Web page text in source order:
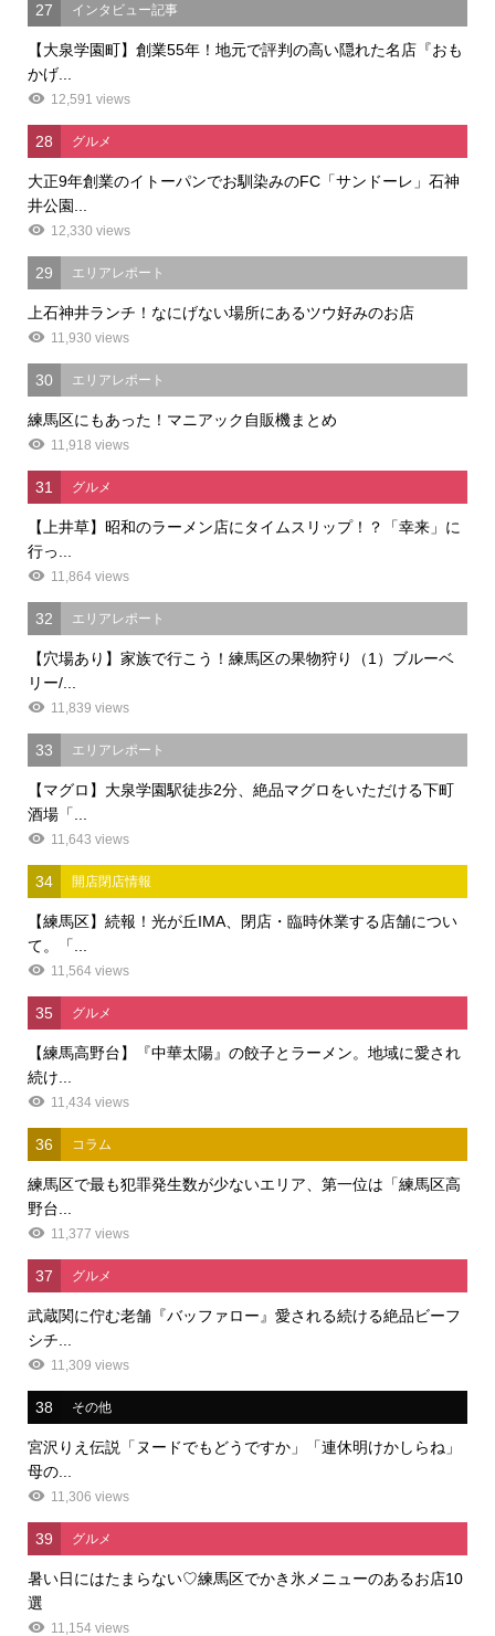
27 インタビュー記事
【大泉学園町】創業55年！地元で評判の高い隠れた名店『おも
かげ...
12,591 views
28 グルメ
大正9年創業のイトーパンでお馴染みのFC「サンドーレ」石神
井公園...
12,330 views
29 エリアレポート
上石神井ランチ！なにげない場所にあるツウ好みのお店
11,930 views
30 エリアレポート
練馬区にもあった！マニアック自販機まとめ
11,918 views
31 グルメ
【上井草】昭和のラーメン店にタイムスリップ！？「幸来」に
行っ...
11,864 views
32 エリアレポート
【穴場あり】家族で行こう！練馬区の果物狩り（1）ブルーベ
リー/...
11,839 views
33 エリアレポート
【マグロ】大泉学園駅徒歩2分、絶品マグロをいただける下町
酒場「...
11,643 views
34 開店閉店情報
【練馬区】続報！光が丘IMA、閉店・臨時休業する店舗につい
て。「...
11,564 views
35 グルメ
【練馬高野台】『中華太陽』の餃子とラーメン。地域に愛され
続け...
11,434 views
36 コラム
練馬区で最も犯罪発生数が少ないエリア、第一位は「練馬区高
野台...
11,377 views
37 グルメ
武蔵関に佇む老舗『バッファロー』愛される続ける絶品ビーフ
シチ...
11,309 views
38 その他
宮沢りえ伝説「ヌードでもどうですか」「連休明けかしらね」
母の...
11,306 views
39 グルメ
暑い日にはたまらない♡練馬区でかき氷メニューのあるお店10
選
11,154 views